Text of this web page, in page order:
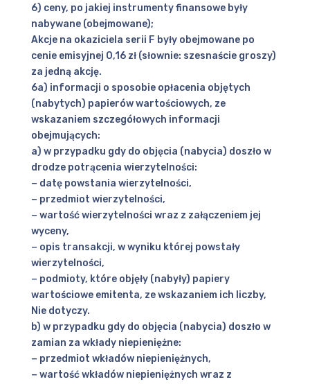
6) ceny, po jakiej instrumenty finansowe były
nabywane (obejmowane);
Akcje na okaziciela serii F były obejmowane po
cenie emisyjnej 0,16 zł (słownie: szesnaście groszy)
za jedną akcję.
6a) informacji o sposobie opłacenia objętych
(nabytych) papierów wartościowych, ze
wskazaniem szczegółowych informacji
obejmujących:
a) w przypadku gdy do objęcia (nabycia) doszło w
drodze potrącenia wierzytelności:
− datę powstania wierzytelności,
− przedmiot wierzytelności,
− wartość wierzytelności wraz z załączeniem jej
wyceny,
− opis transakcji, w wyniku której powstały
wierzytelności,
− podmioty, które objęły (nabyły) papiery
wartościowe emitenta, ze wskazaniem ich liczby,
Nie dotyczy.
b) w przypadku gdy do objęcia (nabycia) doszło w
zamian za wkłady niepieniężne:
− przedmiot wkładów niepieniężnych,
− wartość wkładów niepieniężnych wraz z